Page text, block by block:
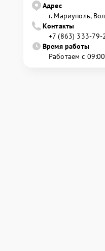
Адрес
г. Мариуполь,
Контакты
+7 (863) 333-79-
Время работы
Работаем с